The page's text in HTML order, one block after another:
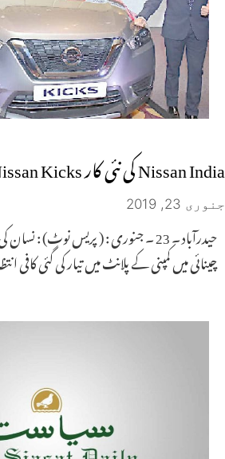
Nissan India کی نئی کار New Nissan Kicks کا آغاز
جنوری 23, 2019
حیدرآباد ۔ 23 ۔ جنوری : ( پریس نوٹ) :
چینائی میں کمپنی کے پلانٹ میں تیار کی گئی کافی